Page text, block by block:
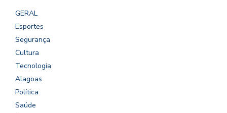
GERAL
Esportes
Segurança
Cultura
Tecnologia
Alagoas
Política
Saúde